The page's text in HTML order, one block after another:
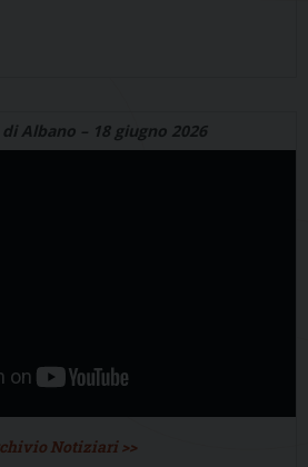
Albano – 18 giugno 2026
Notiziari >>